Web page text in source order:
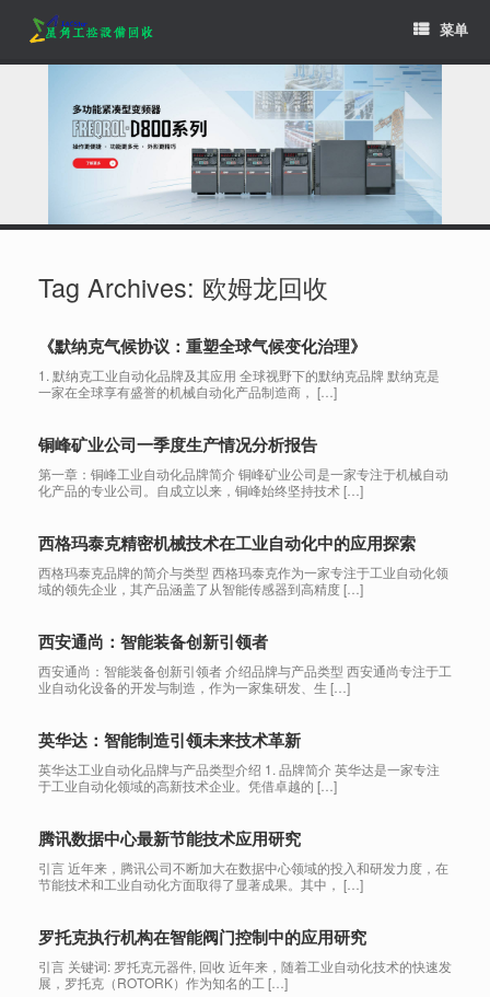
content
菜单
Tag Archives: 欧姆龙回收
《默纳克气候协议：重塑全球气候变化治理》
1. 默纳克工业自动化品牌及其应用 全球视野下的默纳克品牌 默纳克是
一家在全球享有盛誉的机械自动化产品制造商， […]
铜峰矿业公司一季度生产情况分析报告
第一章：铜峰工业自动化品牌简介 铜峰矿业公司是一家专注于机械自动
化产品的专业公司。自成立以来，铜峰始终坚持技术 […]
西格玛泰克精密机械技术在工业自动化中的应用探索
西格玛泰克品牌的简介与类型 西格玛泰克作为一家专注于工业自动化领
域的领先企业，其产品涵盖了从智能传感器到高精度 […]
西安通尚：智能装备创新引领者
西安通尚：智能装备创新引领者 介绍品牌与产品类型 西安通尚专注于工
业自动化设备的开发与制造，作为一家集研发、生 […]
英华达：智能制造引领未来技术革新
英华达工业自动化品牌与产品类型介绍 1. 品牌简介 英华达是一家专注
于工业自动化领域的高新技术企业。凭借卓越的 […]
腾讯数据中心最新节能技术应用研究
引言 近年来，腾讯公司不断加大在数据中心领域的投入和研发力度，在
节能技术和工业自动化方面取得了显著成果。其中， […]
罗托克执行机构在智能阀门控制中的应用研究
引言 关键词: 罗托克元器件, 回收 近年来，随着工业自动化技术的快速发
展，罗托克（ROTORK）作为知名的工 […]